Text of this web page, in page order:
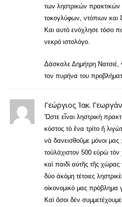
των ληστρικών πρακτικών
τοκογλύφων, ντόπιων και
Και αυτό ενόχλησε τόσο
νεκρό ιστολόγο.
Δάσκαλε Δημήτρη Νατσιέ,
τον πυρήνα του
Γεώργιος Ἰακ.
Ὤστε εἶναι ληστρικὴ
κόστος τὸ ἕνα τρίτο ἤ
νὰ δανεισθοῦμε μόνοι
τοὐλάχιστον 500 εὐρὼ
καὶ παιδὶ αὐτῆς τῆς
δύο ἀκόμη τέτοιες
οἰκονομικό μας πρόβλημα
Καὶ ὅσοι δὲν